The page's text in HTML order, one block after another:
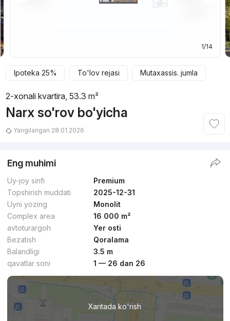
1/14
Ipoteka 25% To'lov rejasi Mutaxassis. jumla
2-xonali kvartira, 53.3 m²
Narx so'rov bo'yicha
Yangilangan 28.01.2026
Eng muhimi
Uy-joy sinfi
Premium
Topshirish muddati
2025-12-31
Uyni yozing
Monolit
Complex area
16 000 m²
avtoturargoh
Yer osti
Bezatish
Qoralama
Balandligi
3.5 m
qavatlar soni
1 — 26 dan 26
Xaritada ko'rish